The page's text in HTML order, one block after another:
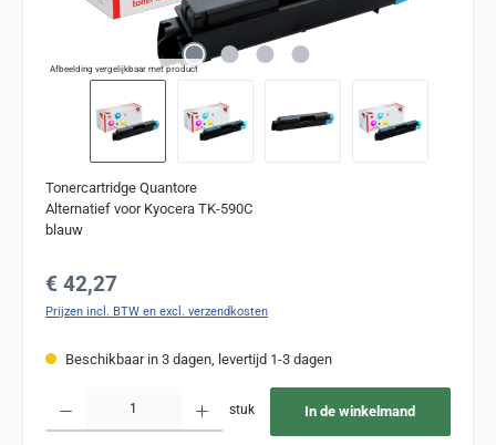
Afbeelding vergelijkbaar met product
Tonercartridge Quantore
Alternatief voor Kyocera TK-590C
blauw
Normale prijs:
€ 42,27
Prijzen incl. BTW en excl. verzendkosten
Beschikbaar in 3 dagen, levertijd 1-3 dagen
stuk In de winkelmand